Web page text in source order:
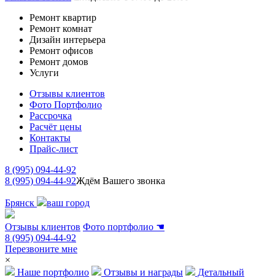
Ремонт квартир
Ремонт комнат
Дизайн интерьера
Ремонт офисов
Ремонт домов
Услуги
Отзывы клиентов
Фото Портфолио
Рассрочка
Расчёт цены
Контакты
Прайс-лист
8 (995) 094-44-92
8 (995) 094-44-92Ждём Вашего звонка
Брянск ваш город
Отзывы клиентов Фото портфолио ☚
8 (995) 094-44-92
Перезвоните мне
×
Наше портфолио
Отзывы и награды
Детальный